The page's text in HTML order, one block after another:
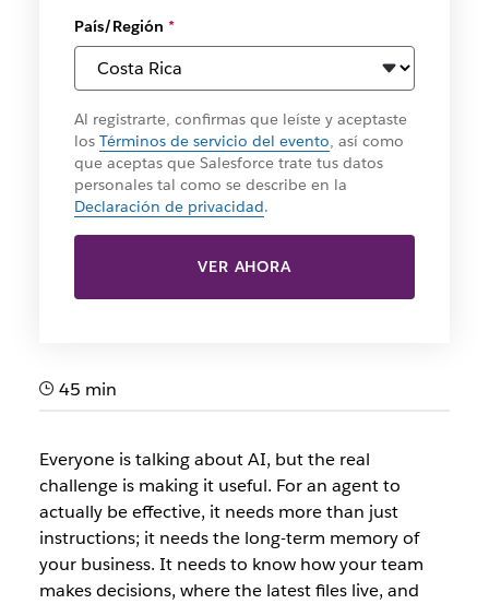
País/Región *
Al registrarte, confirmas que leíste y aceptaste
los Términos de servicio del evento, así como
que aceptas que Salesforce trate tus datos
personales tal como se describe en la
Declaración de privacidad.
VER AHORA
45 min
Everyone is talking about AI, but the real
challenge is making it useful. For an agent to
actually be effective, it needs more than just
instructions; it needs the long-term memory of
your business. It needs to know how your team
makes decisions, where the latest files live, and